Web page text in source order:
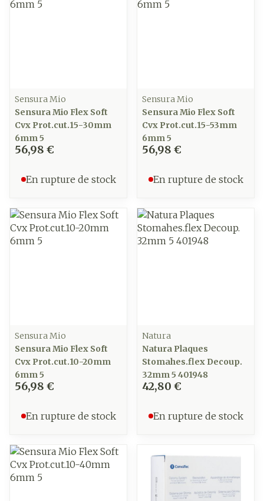
Sensura Mio
Sensura Mio Flex Soft
Cvx Prot.cut.15-30mm
6mm 5
56,98 €
En rupture de stock
Sensura Mio
Sensura Mio Flex Soft
Cvx Prot.cut.15-53mm
6mm 5
56,98 €
En rupture de stock
Sensura Mio
Sensura Mio Flex Soft
Cvx Prot.cut.10-20mm
6mm 5
56,98 €
En rupture de stock
Natura
Natura Plaques
Stomahes.flex Decoup.
32mm 5 401948
42,80 €
En rupture de stock